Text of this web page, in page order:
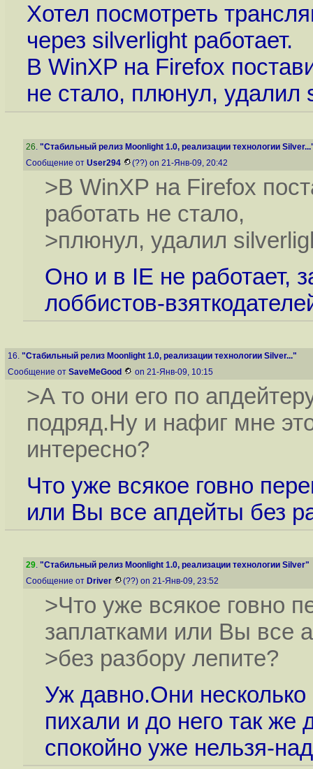
Хотел посмотреть
через silverlight работает.
В WinXP на Firefox
не стало, плюнул, удалил
26. "Стабильный релиз Moonlight 1.0, реализации технологии
Сообщение от User294 (??) on 21-Янв-09, 20:42
>В WinXP на Firefox
работать не стало,
>плюнул, удалил
Оно и в IE не работает,
лоббистов-
16. "Стабильный релиз Moonlight 1.0, реализации технологии Silver..."
Сообщение от SaveMeGood on 21-Янв-09, 10:15
>А то они его по
подряд.Ну и нафиг мне
интересно?
Что уже всякое говно
или Вы все апдейты без
29. "Стабильный релиз Moonlight 1.0, реализации технологии Silver"
Сообщение от Driver (??) on 21-Янв-09, 23:52
>Что уже всякое говно
заплатками или Вы все
>без разбору лепите?
Уж давно.Они несколько
пихали и до него так же
спокойно уже нельзя-